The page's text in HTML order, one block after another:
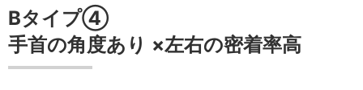
Bタイプ④
手首の角度あり ×左右の密着率高